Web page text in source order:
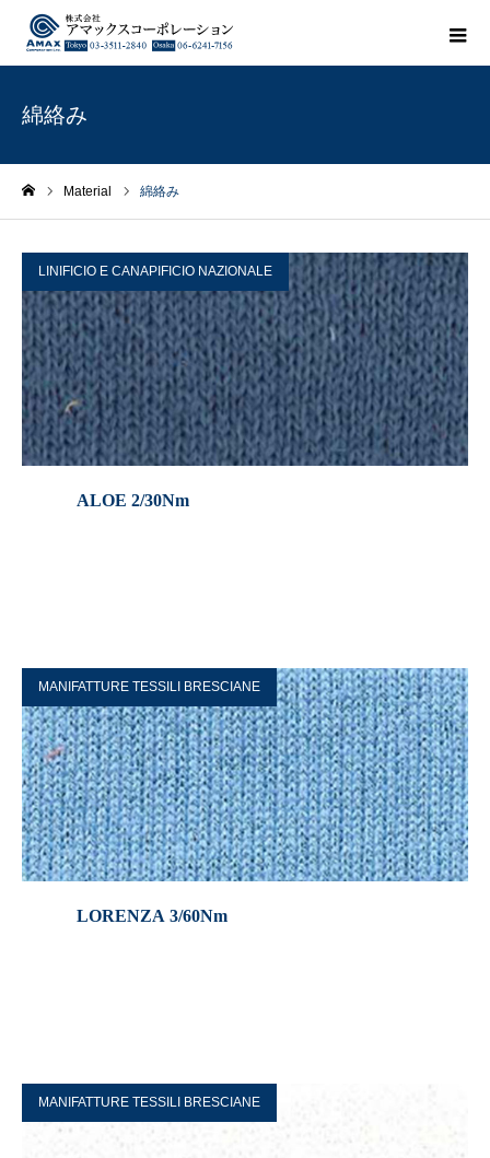
綿絡み
Material 綿絡み
LINIFICIO E CANAPIFICIO NAZIONALE
ALOE 2/30Nm
MANIFATTURE TESSILI BRESCIANE
LORENZA 3/60Nm
MANIFATTURE TESSILI BRESCIANE